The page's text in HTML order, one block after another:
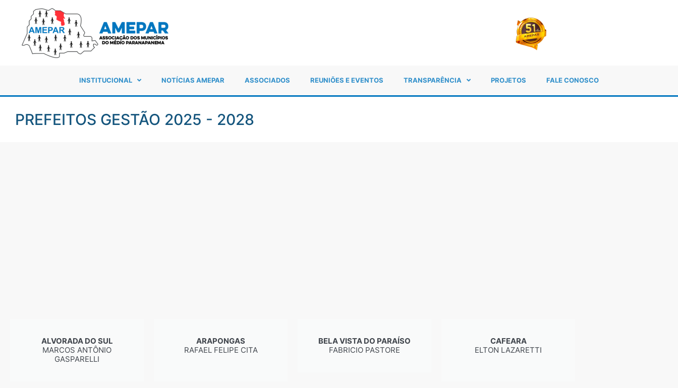
INSTITUCIONAL NOTÍCIAS AMEPAR ASSOCIADOS REUNIÕES E EVENTOS TRANSPARÊNCIA PROJETOS FALE CONOSCO
PREFEITOS GESTÃO 2025 - 2028
ALVORADA DO SUL
MARCOS ANTÔNIO
GASPARELLI
ARAPONGAS
RAFAEL FELIPE CITA
BELA VISTA DO PARAÍSO
FABRICIO PASTORE
CAFEARA
ELTON LAZARETTI